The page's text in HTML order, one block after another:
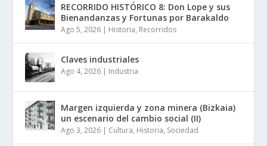
RECORRIDO HISTÓRICO 8: Don Lope y sus
Bienandanzas y Fortunas por Barakaldo
Ago 5, 2026 | Historia, Recorridos
Claves industriales
Ago 4, 2026 | Industria
Margen izquierda y zona minera (Bizkaia)
un escenario del cambio social (II)
Ago 3, 2026 | Cultura, Historia, Sociedad